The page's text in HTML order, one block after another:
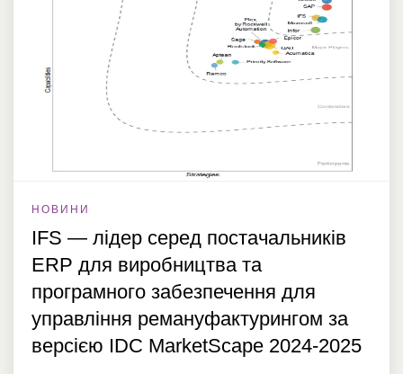
НОВИНИ
IFS — лідер серед постачальників
ERP для виробництва та
програмного забезпечення для
управління ремануфактурингом за
версією IDC MarketScape 2024-2025